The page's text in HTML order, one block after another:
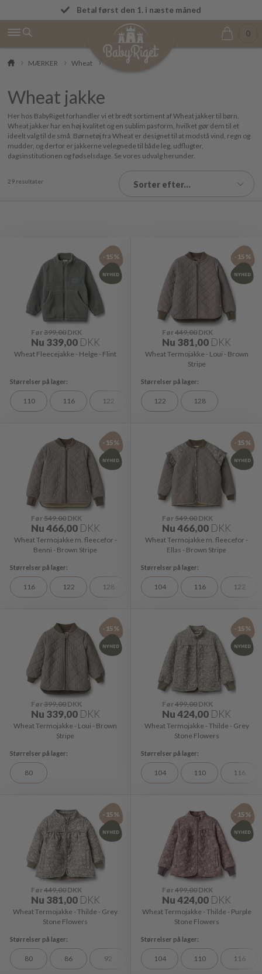
Fremragende på Trustpilot ★★★★★ 4,9/5
Betal først den 1. i næste måned
0
MÆRKER Wheat Wheat jakke
Wheat jakke
Her hos BabyRiget forhandler vi et bredt sortiment af Wheat jakker til børn.
Wheat jakker har en høj kvalitet og en sublim pasform, hvilket gør dem til et
ideelt valg til de små. Børnetøj fra Wheat er designet til at modstå vind, regn og
mudder, og derfor er jakkerne velegnede til både leg, udflugter,
dagsinstitutionen og fødselsdage. Se vores udvalg herunder.
Sorter efter...
29 resultater
-15%
Før399,00DKK
Nu 339,00 DKK
Wheat Fleecejakke - Helge - Flint
110 116 122 128
-15%
Før449,00 DKK
Nu 381,00 DKK
Wheat Termojakke - Loui - Brown
Stripe
122 128
-15%
Før549,00DKK
Nu466,00 DKK
Wheat Termojakke m. fleecefor -
Benni - Brown Stripe
116 122 128
-15%
Før549,00 DKK
Nu466,00 DKK
Wheat Termojakke m. fleecefor -
Ellas - Brown Stripe
104 116 122
-15%
Før399,00DKK
Nu 339,00 DKK
Wheat Termojakke - Loui - Brown
Stripe
80
-15%
Før499,00 DKK
Nu424,00 DKK
Wheat Termojakke - Thilde - Grey
Stone Flowers
104 110 116
-15%
Før449,00DKK
Nu 381,00 DKK
Wheat Termojakke - Thilde - Grey
Stone Flowers
80 86 92
-15%
Før499,00 DKK
Nu424,00 DKK
Wheat Termojakke - Thilde - Purple
Stone Flowers
104 110 116